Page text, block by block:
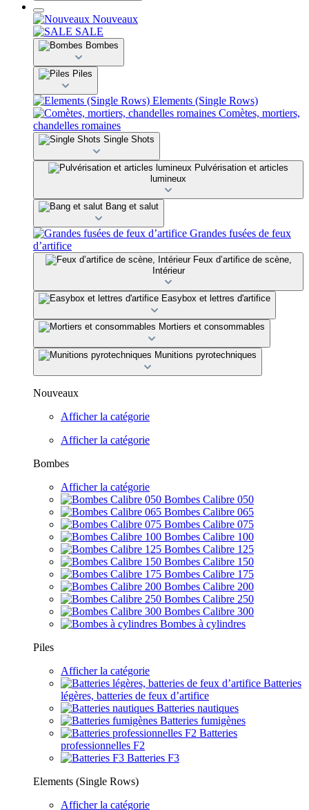
Nouveaux
SALE
Bombes
Piles
Elements (Single Rows)
Comètes, mortiers,
chandelles romaines
Single Shots
Pulvérisation et articles
lumineux
Bang et salut
Grandes fusées de feux
d’artifice
Feux d’artifice de scène,
Intérieur
Easybox et lettres d'artifice
Mortiers et consommables
Munitions pyrotechniques
Nouveaux
Afficher la catégorie
Afficher la catégorie
Bombes
Afficher la catégorie
Bombes Calibre 050
Bombes Calibre 065
Bombes Calibre 075
Bombes Calibre 100
Bombes Calibre 125
Bombes Calibre 150
Bombes Calibre 175
Bombes Calibre 200
Bombes Calibre 250
Bombes Calibre 300
Bombes à cylindres
Piles
Afficher la catégorie
Batteries
légères, batteries de feux d’artifice
Batteries nautiques
Batteries fumigènes
Batteries
professionnelles F2
Batteries F3
Elements (Single Rows)
Afficher la catégorie